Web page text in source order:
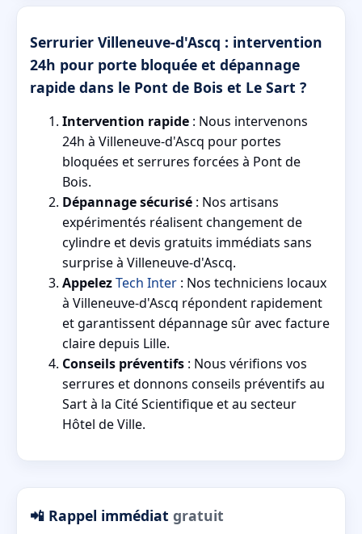
Serrurier Villeneuve-d'Ascq : intervention
24h pour porte bloquée et dépannage
rapide dans le Pont de Bois et Le Sart ?
Intervention rapide : Nous intervenons
24h à Villeneuve-d'Ascq pour portes
bloquées et serrures forcées à Pont de
Bois.
Dépannage sécurisé : Nos artisans
expérimentés réalisent changement de
cylindre et devis gratuits immédiats sans
surprise à Villeneuve-d'Ascq.
AppelezTech Inter : Nos techniciens locaux
à Villeneuve-d'Ascq répondent rapidement
et garantissent dépannage sûr avec facture
claire depuis Lille.
Conseils préventifs : Nous vérifions vos
serrures et donnons conseils préventifs au
Sart à la Cité Scientifique et au secteur
Hôtel de Ville.
📲 Rappel immédiat gratuit